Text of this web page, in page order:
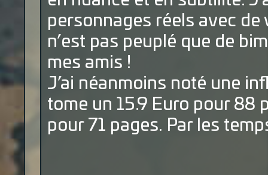
personnages réels avec de
n’est pas peuplé que de
mes amis !
J’ai néanmoins noté une
tome un 15.9 Euro pour 88
pour 71 pages. Par les